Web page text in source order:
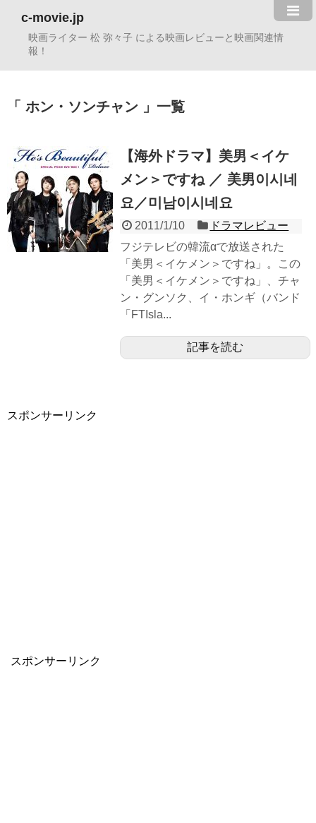
c-movie.jp
映画ライター 松 弥々子 による映画レビューと映画関連情
報！
ホン・ソンチャン 一覧
【海外ドラマ】美男＜イケ
メン＞ですね ／ 美男이시네
요／미남이시네요
2011/1/10
ドラマレビュー
フジテレビの韓流αで放送された
「美男＜イケメン＞ですね」。この
「美男＜イケメン＞ですね」、チャ
ン・グンソク、イ・ホンギ（バンド
「FTIsla...
記事を読む
スポンサーリンク
スポンサーリンク